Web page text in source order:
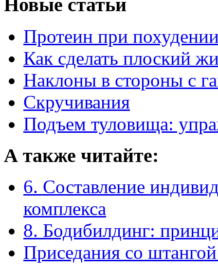
Новые статьи
Протеин при
Как сделать плоский
Наклоны в стороны с
Скручивания
Подъем туловища:
А также читайте:
6. Составление
комплекса
8. Бодибилдинг:
Приседания со